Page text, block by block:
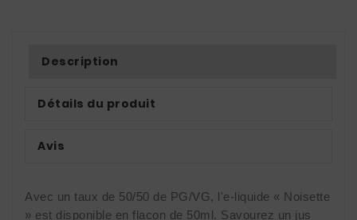
Description
Détails du produit
Avis
Avec un taux de 50/50 de PG/VG, l'e-liquide « Noisette
» est disponible en flacon de 50ml. Savourez un jus